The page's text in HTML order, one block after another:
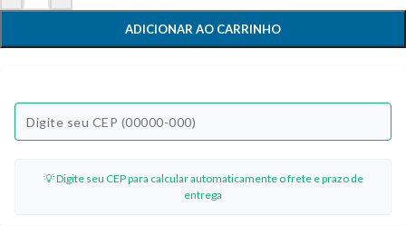
ADICIONAR AO CARRINHO
💡 Digite seu CEP para calcular automaticamente o frete e prazo de
entrega